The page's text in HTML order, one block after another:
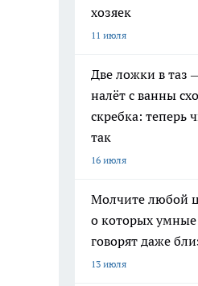
хозяек
11 июля
Две ложки в таз
налёт с ванны
скребка: теперь
так
16 июля
Молчите любой
о которых
говорят даже
13 июля